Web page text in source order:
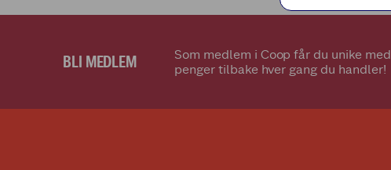
BLI MEDLEM
Som medlem i Coop får du unike
penger tilbake hver gang du handler!